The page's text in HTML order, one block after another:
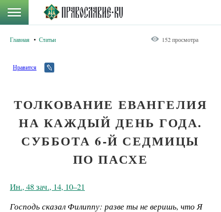
Главная Статьи 152 просмотра
Нравится
ТОЛКОВАНИЕ ЕВАНГЕЛИЯ
НА КАЖДЫЙ ДЕНЬ ГОДА.
СУББОТА 6-Й СЕДМИЦЫ
ПО ПАСХЕ
Ин., 48 зач., 14, 10–21
Господь сказал Филиппу: разве ты не веришь, что Я